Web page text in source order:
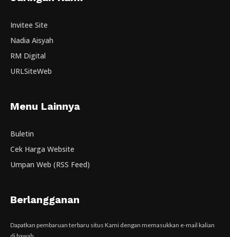
Invitee Site
Nadia Aisyah
RM Digital
URLSiteWeb
Menu Lainnya
Buletin
Cek Harga Website
Umpan Web (RSS Feed)
Berlangganan
Dapatkan pembaruan terbaru situs Kami dengan memasukkan e-mail kalian